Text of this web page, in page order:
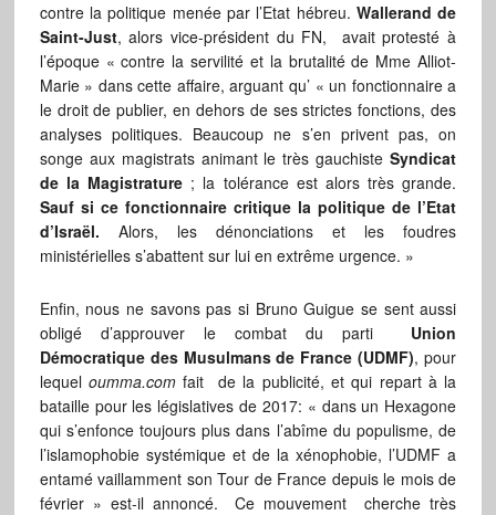
contre la politique menée par l’Etat hébreu. Wallerand de
Saint-Just, alors vice-président du FN, avait protesté à
l’époque « contre la servilité et la brutalité de Mme Alliot-
Marie » dans cette affaire, arguant qu’ « un fonctionnaire a
le droit de publier, en dehors de ses strictes fonctions, des
analyses politiques. Beaucoup ne s’en privent pas, on
songe aux magistrats animant le très gauchiste Syndicat
de la Magistrature ; la tolérance est alors très grande.
Sauf si ce fonctionnaire critique la politique de l’Etat
d’Israël. Alors, les dénonciations et les foudres
ministérielles s’abattent sur lui en extrême urgence. »
Enfin, nous ne savons pas si Bruno Guigue se sent aussi
obligé d’approuver le combat du parti
Union
Démocratique des Musulmans de France (UDMF), pour
lequeloumma.com fait de la publicité, et qui repart à la
bataille pour les législatives de 2017: « dans un Hexagone
qui s’enfonce toujours plus dans l’abîme du populisme, de
l’islamophobie systémique et de la xénophobie, l’UDMF a
entamé vaillamment son Tour de France depuis le mois de
février » est-il annoncé. Ce mouvement cherche très